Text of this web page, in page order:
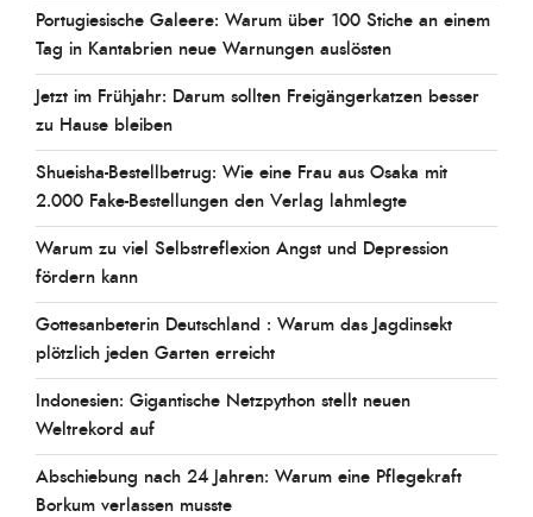
Portugiesische Galeere: Warum über 100 Stiche an einem
Tag in Kantabrien neue Warnungen auslösten
Jetzt im Frühjahr: Darum sollten Freigängerkatzen besser
zu Hause bleiben
Shueisha-Bestellbetrug: Wie eine Frau aus Osaka mit
2.000 Fake-Bestellungen den Verlag lahmlegte
Warum zu viel Selbstreflexion Angst und Depression
fördern kann
Gottesanbeterin Deutschland : Warum das Jagdinsekt
plötzlich jeden Garten erreicht
Indonesien: Gigantische Netzpython stellt neuen
Weltrekord auf
Abschiebung nach 24 Jahren: Warum eine Pflegekraft
Borkum verlassen musste